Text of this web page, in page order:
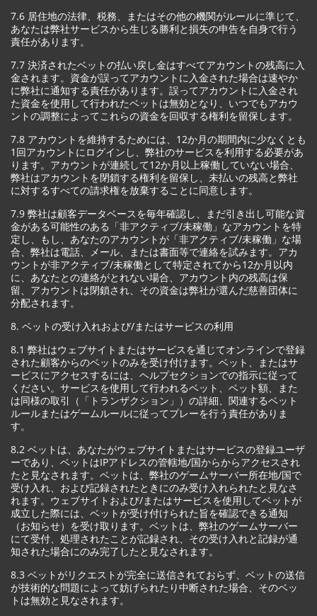
7.6 居住地の法律、税務、またはその他の機関がルールに準じて、
あなたは弊社サービスから生じる勝利と損失の申告を自身で行う
責任があります。
7.7 決済されたベットの払い戻し金はすべてアカウントの残高に入
金されます。資金が誤ってアカウントに入金された場合は速やか
に弊社に通知する責任があります。誤ってアカウントに入金され
た資金を使用して行われたベットは無効となり、いつでもアカウ
ントの調整によってこれらの資金を回収する権利を留保します。
7.8 アカウントを維持するためには、12か月の期間内に少なくとも
1回アカウントにログインし、弊社のサービスを利用する必要があ
ります。アカウントが連続して12か月以上稼働していない場合、
弊社はアカウントを閉鎖する権利を留保し、未払いの残高と弊社
に対するすべての請求権を放棄することに同意します。
7.9 弊社は顧客データベースを毎年確認し、まだ引き出し可能な資
金がある可能性のある「非アクティブ/未稼働」なアカウントを特
定し、もし、あなたのアカウントが「非アクティブ/未稼働」な場
合、弊社は電話、メール、または書面等で連絡を試みます。アカ
ウントが非アクティブ/未稼働として特定されてから12か月以内
に、あなたとの連絡がとれない場合、アカウント内の残高は保
留、アカウントは閉鎖され、その資金は弊社が選んだ慈善団体に
分配されます。
8. ベットの受け入れおよび/またはサービスの利用
8.1 弊社はウェブサイトまたはサービスを通じてオンラインで登録
された顧客からのベットのみを受け付けます。ベット、またはサ
ービスにアクセスするには、ヘルプセクションでの指示に従って
ください。サービスを使用して行われるベット、ベット額、また
は同様の取引（「トランザクション」）の詳細、関連するベット
ルールまたはゲームルールに従ってプレーを行う責任がありま
す。
8.2 ベットは、あなたがウェブサイトまたはサービスの登録ユーザ
ーであり、ベットはIPアドレスの管轄地/国からからアクセスされ
たと見なされます。ベットは、弊社のゲームサーバー所在地/国で
受け入れ、および記録されたときにのみ受け入れられたと見なさ
れます。ウェブサイトおよび/またはサービスを使用してベットが
成立した際には、ベットが受け付けられた旨を確認できる通知
（お知らせ）を受け取ります。ベットは、弊社のゲームサーバー
にて受付、処理されたことが記録され、その受け入れと記録が通
知された場合にのみ完了したと見なされます。
8.3 ベットがリクエストが完全に送信されておらず、ベットの送信
が技術的な問題によって妨げられたり中断された場合、そのベッ
トは無効と見なされます。